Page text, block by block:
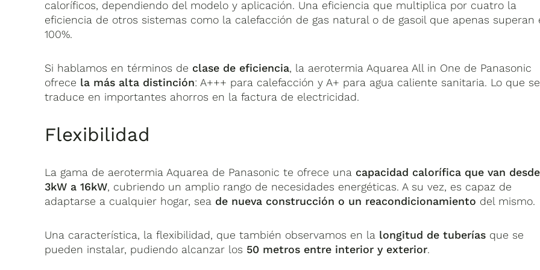
caloríficos, dependiendo del modelo y aplicación. Una eficiencia que multiplica por cuatro la
eficiencia de otros sistemas como la calefacción de gas natural o de gasoil que apenas superan
100%.
Si hablamos en términos de clase de eficiencia, la aerotermia Aquarea All in One de Panasonic
ofrece la más alta distinción: A+++ para calefacción y A+ para agua caliente sanitaria. Lo que se
traduce en importantes ahorros en la factura de electricidad.
Flexibilidad
La gama de aerotermia Aquarea de Panasonic te ofrece una capacidad calorífica que van desde
3kW a 16kW, cubriendo un amplio rango de necesidades energéticas. A su vez, es capaz de
adaptarse a cualquier hogar, sea de nueva construcción o un reacondicionamiento del mismo.
Una característica, la flexibilidad, que también observamos en la longitud de tuberías que se
pueden instalar, pudiendo alcanzar los 50 metros entre interior y exterior.